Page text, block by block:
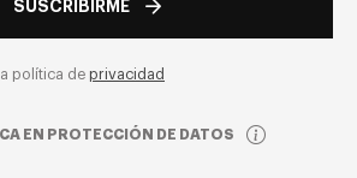
SUSCRIBIRME
política de privacidad
EN PROTECCIÓN DE DATOS